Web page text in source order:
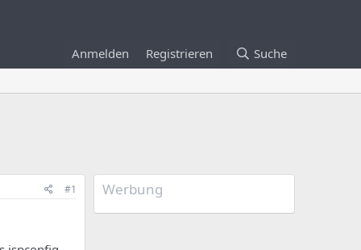
Anmelden Registrieren Suche
#1 Werbung